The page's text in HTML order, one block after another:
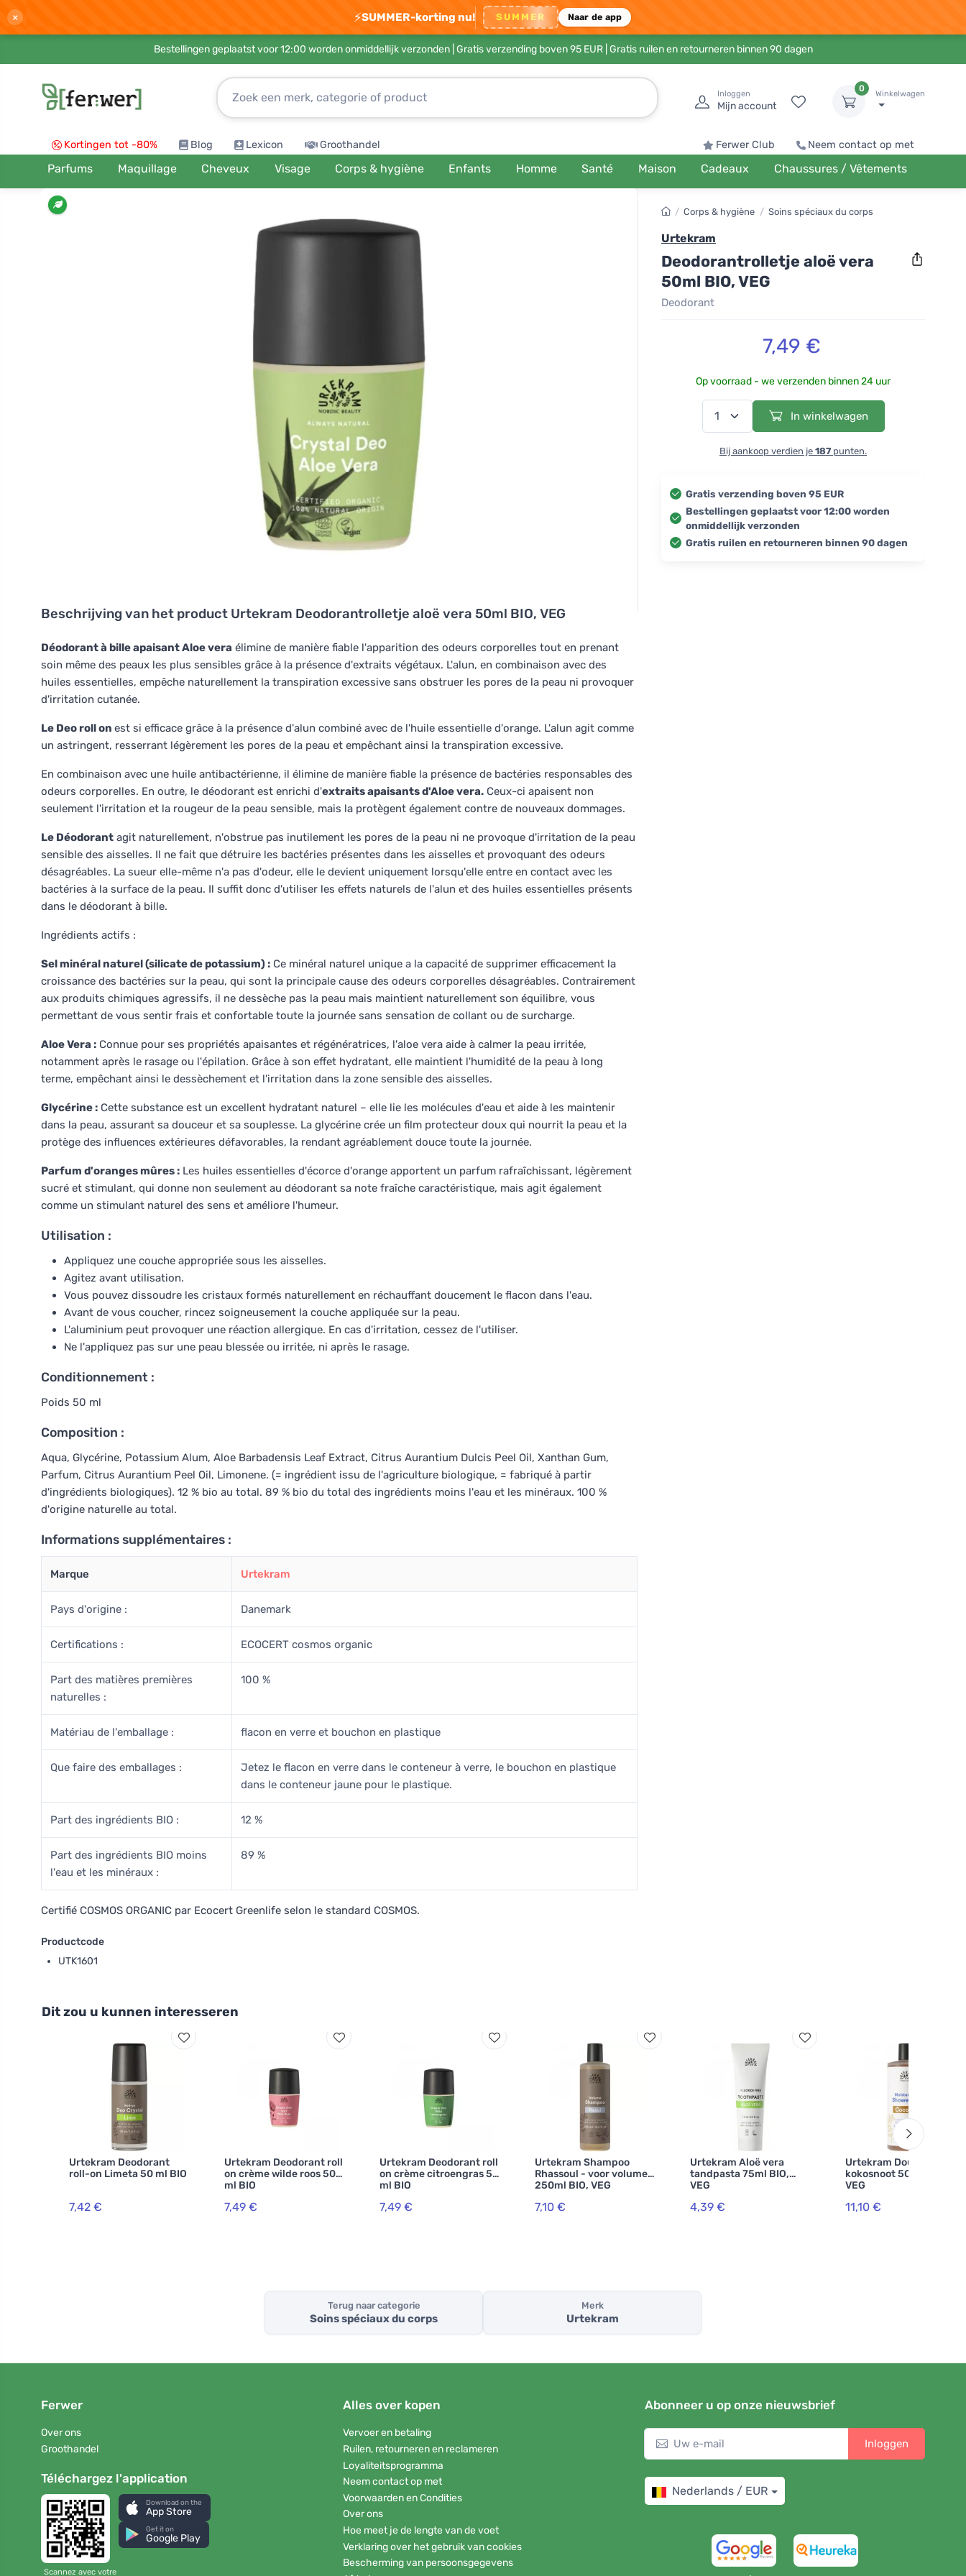
× ⚡SUMMER-korting nu! SUMMER Naar de app
Bestellingen geplaatst voor 12:00 worden onmiddellijk verzonden | Gratis verzending boven 95 EUR| Gratis ruilen en retourneren binnen 90 dagen
Inloggen
Mijn account
0
Winkelwagen
Kortingen tot -80% Blog Lexicon Groothandel Ferwer Club Neem contact op met
Parfums Maquillage Cheveux Visage Corps & hygiène Enfants Homme Santé Maison Cadeaux Chaussures / Vêtements
Beschrijving van het product Urtekram Deodorantrolletje aloë vera 50ml BIO, VEG
Déodorant à bille apaisant Aloe vera élimine de manière fiable l'apparition des odeurs corporelles tout en prenant
soin même des peaux les plus sensibles grâce à la présence d'extraits végétaux. L'alun, en combinaison avec des
huiles essentielles, empêche naturellement la transpiration excessive sans obstruer les pores de la peau ni provoquer
d'irritation cutanée.
Le Deo roll on est si efficace grâce à la présence d'alun combiné avec de l'huile essentielle d'orange. L'alun agit comme
un astringent, resserrant légèrement les pores de la peau et empêchant ainsi la transpiration excessive.
En combinaison avec une huile antibactérienne, il élimine de manière fiable la présence de bactéries responsables des
odeurs corporelles. En outre, le déodorant est enrichi d'extraits apaisants d'Aloe vera. Ceux-ci apaisent non
seulement l'irritation et la rougeur de la peau sensible, mais la protègent également contre de nouveaux dommages.
Le Déodorant agit naturellement, n'obstrue pas inutilement les pores de la peau ni ne provoque d'irritation de la peau
sensible des aisselles. Il ne fait que détruire les bactéries présentes dans les aisselles et provoquant des odeurs
désagréables. La sueur elle-même n'a pas d'odeur, elle le devient uniquement lorsqu'elle entre en contact avec les
bactéries à la surface de la peau. Il suffit donc d'utiliser les effets naturels de l'alun et des huiles essentielles présents
dans le déodorant à bille.
Ingrédients actifs :
Sel minéral naturel (silicate de potassium) : Ce minéral naturel unique a la capacité de supprimer efficacement la
croissance des bactéries sur la peau, qui sont la principale cause des odeurs corporelles désagréables. Contrairement
aux produits chimiques agressifs, il ne dessèche pas la peau mais maintient naturellement son équilibre, vous
permettant de vous sentir frais et confortable toute la journée sans sensation de collant ou de surcharge.
Aloe Vera : Connue pour ses propriétés apaisantes et régénératrices, l'aloe vera aide à calmer la peau irritée,
notamment après le rasage ou l'épilation. Grâce à son effet hydratant, elle maintient l'humidité de la peau à long
terme, empêchant ainsi le dessèchement et l'irritation dans la zone sensible des aisselles.
Glycérine : Cette substance est un excellent hydratant naturel – elle lie les molécules d'eau et aide à les maintenir
dans la peau, assurant sa douceur et sa souplesse. La glycérine crée un film protecteur doux qui nourrit la peau et la
protège des influences extérieures défavorables, la rendant agréablement douce toute la journée.
Parfum d'oranges mûres : Les huiles essentielles d'écorce d'orange apportent un parfum rafraîchissant, légèrement
sucré et stimulant, qui donne non seulement au déodorant sa note fraîche caractéristique, mais agit également
comme un stimulant naturel des sens et améliore l'humeur.
Utilisation :
Appliquez une couche appropriée sous les aisselles.
Agitez avant utilisation.
Vous pouvez dissoudre les cristaux formés naturellement en réchauffant doucement le flacon dans l'eau.
Avant de vous coucher, rincez soigneusement la couche appliquée sur la peau.
L'aluminium peut provoquer une réaction allergique. En cas d'irritation, cessez de l'utiliser.
Ne l'appliquez pas sur une peau blessée ou irritée, ni après le rasage.
Conditionnement :
Poids 50 ml
Composition :
Aqua, Glycérine, Potassium Alum, Aloe Barbadensis Leaf Extract, Citrus Aurantium Dulcis Peel Oil, Xanthan Gum,
Parfum, Citrus Aurantium Peel Oil, Limonene. (= ingrédient issu de l'agriculture biologique, = fabriqué à partir
d'ingrédients biologiques). 12 % bio au total. 89 % bio du total des ingrédients moins l'eau et les minéraux. 100 %
d'origine naturelle au total.
Informations supplémentaires :
Marque Urtekram
Pays d'origine : Danemark
Certifications : ECOCERT cosmos organic
Part des matières premières
naturelles :
100 %
Matériau de l'emballage : flacon en verre et bouchon en plastique
Que faire des emballages :
Jetez le flacon en verre dans le conteneur à verre, le bouchon en plastique
dans le conteneur jaune pour le plastique.
Part des ingrédients BIO : 12 %
Part des ingrédients BIO moins
l'eau et les minéraux :
89 %
Certifié COSMOS ORGANIC par Ecocert Greenlife selon le standard COSMOS.
Productcode
UTK1601
/ Corps & hygiène / Soins spéciaux du corps
Urtekram
Deodorantrolletje aloë vera
50ml BIO, VEG
Deodorant
7,49 €
Op voorraad - we verzenden binnen 24 uur
In winkelwagen
Bij aankoop verdien je 187 punten.
Gratis verzending boven 95 EUR
Bestellingen geplaatst voor 12:00 worden
onmiddellijk verzonden
Gratis ruilen en retourneren binnen 90 dagen
Dit zou u kunnen interesseren
Urtekram Deodorant
roll-on Limeta 50 ml BIO
7,42 €
Urtekram Deodorant roll
on crème wilde roos 50
ml BIO
7,49 €
Urtekram Deodorant roll
on crème citroengras 50
ml BIO
7,49 €
Urtekram Shampoo
Rhassoul - voor volume
250ml BIO, VEG
7,10 €
Urtekram Aloë vera
tandpasta 75ml BIO,
VEG
4,39 €
Urtekram Douchegel
kokosnoot 500ml BIO,
VEG
11,10 €
Terug naar categorie
Soins spéciaux du corps
Merk
Urtekram
Ferwer
Over ons
Groothandel
Téléchargez l'application
Scannez avec votre
Download on the
App Store
Get it on
Google Play
Alles over kopen
Vervoer en betaling
Ruilen, retourneren en reclameren
Loyaliteitsprogramma
Neem contact op met
Voorwaarden en Condities
Over ons
Hoe meet je de lengte van de voet
Verklaring over het gebruik van cookies
Bescherming van persoonsgegevens
Abonneer u op onze nieuwsbrief
Inloggen
Nederlands / EUR